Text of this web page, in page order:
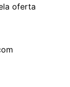
oferta